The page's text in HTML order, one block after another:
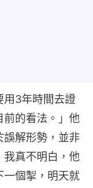
用3年時間去證
前的看法。」他
誤解形勢，並非
我真不明白，他
一個掣，明天就